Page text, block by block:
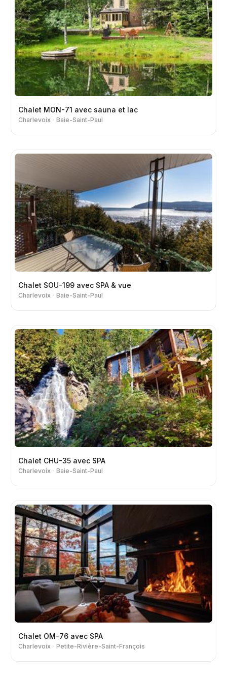
Chalet MON-71 avec sauna et lac
Charlevoix Baie-Saint-Paul
Chalet SOU-199 avec SPA & vue
Charlevoix Baie-Saint-Paul
Chalet CHU-35 avec SPA
Charlevoix Baie-Saint-Paul
Chalet OM-76 avec SPA
Charlevoix Petite-Rivière-Saint-François